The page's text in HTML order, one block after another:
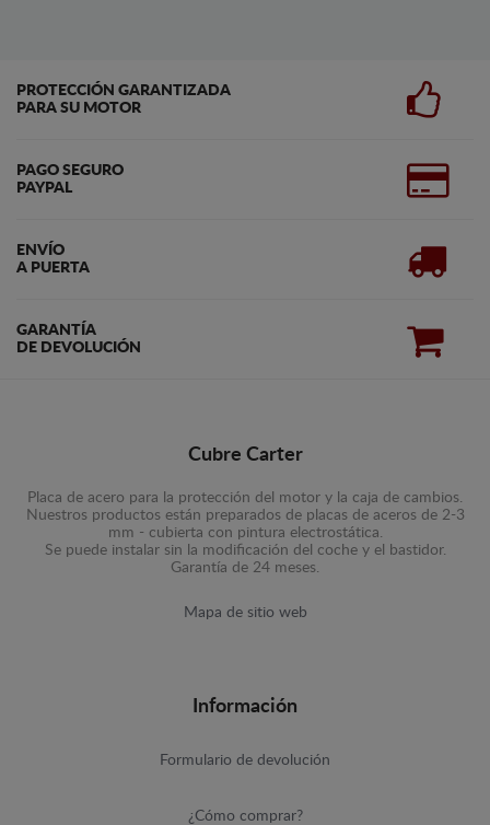
PROTECCIÓN GARANTIZADA
PARA SU MOTOR
PAGO SEGURO
PAYPAL
ENVÍO
A PUERTA
GARANTÍA
DE DEVOLUCIÓN
Cubre Carter
Placa de acero para la protección del motor y la caja de cambios.
Nuestros productos están preparados de placas de aceros de 2-3
mm - cubierta con pintura electrostática.
Se puede instalar sin la modificación del coche y el bastidor.
Garantía de 24 meses.
Mapa de sitio web
Información
Formulario de devolución
¿Cómo comprar?